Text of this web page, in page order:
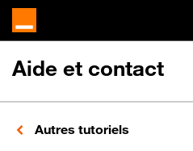
Aide et contact
Autres tutoriels